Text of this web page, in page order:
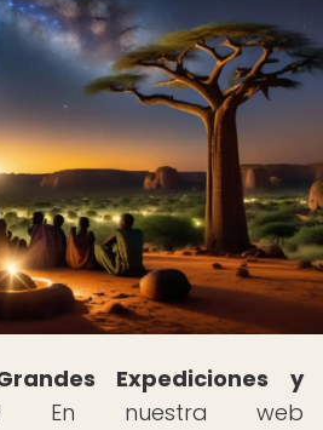
Expediciones y
En nuestra web